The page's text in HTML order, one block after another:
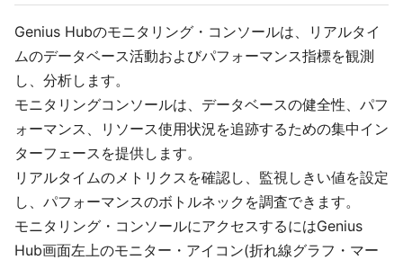
Genius Hubのモニタリング・コンソールは、リアルタイ
ムのデータベース活動およびパフォーマンス指標を観測
し、分析します。
モニタリングコンソールは、データベースの健全性、パフ
ォーマンス、リソース使用状況を追跡するための集中イン
ターフェースを提供します。
リアルタイムのメトリクスを確認し、監視しきい値を設定
し、パフォーマンスのボトルネックを調査できます。
モニタリング・コンソールにアクセスするにはGenius
Hub画面左上のモニター・アイコン(折れ線グラフ・マー